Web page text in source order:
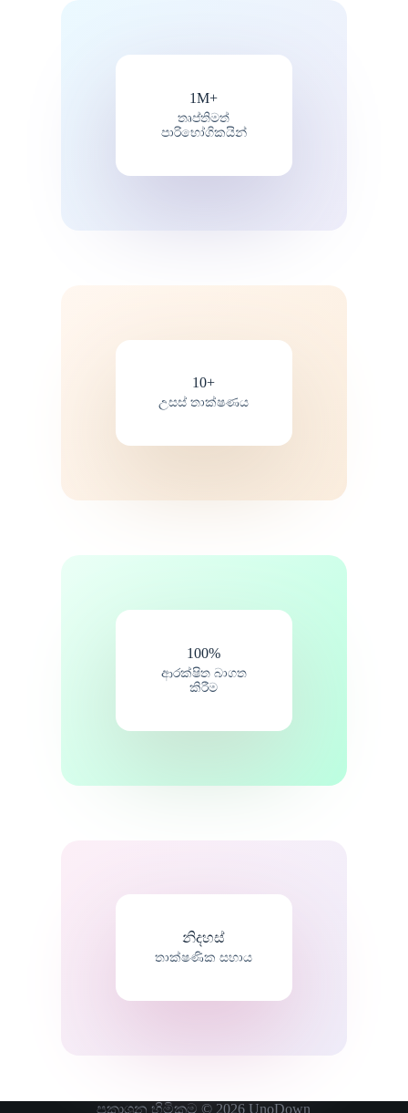
1M+
තෘප්තිමත්
පාරිභෝගිකයින්
10+
උසස් තාක්ෂණය
100%
ආරක්ෂිත බාගත
කිරීම
නිදහස්
තාක්ෂණික සහාය
ප්‍රකාශන හිමිකම © 2026UnoDown